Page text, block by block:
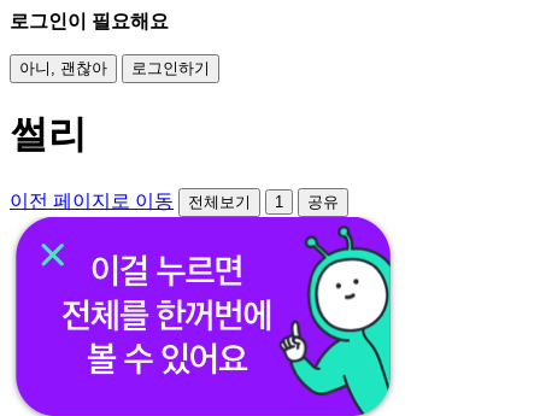
로그인이 필요해요
아니, 괜찮아 로그인하기
썰리
이전 페이지로 이동 전체보기 1 공유